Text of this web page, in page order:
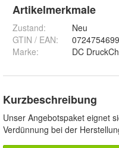
Artikelmerkmale
Zustand:
Neu
GTIN / EAN:
Marke:
DC
Kurzbeschreibung
Unser Angebotspaket eignet
Verdünnung bei der